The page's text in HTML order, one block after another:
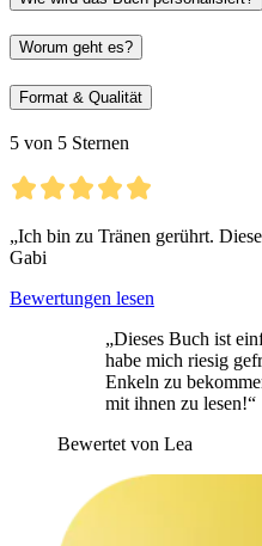
Worum geht es?
Format & Qualität
5 von 5 Sternen
„Ich bin zu Tränen gerührt.
Gabi
Bewertungen lesen
„Dieses Buch ist
habe mich riesig
Enkeln zu
mit ihnen zu lesen!“
Bewertet von Lea